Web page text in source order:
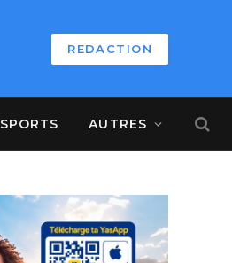
REDACTION
SPORTS AUTRES